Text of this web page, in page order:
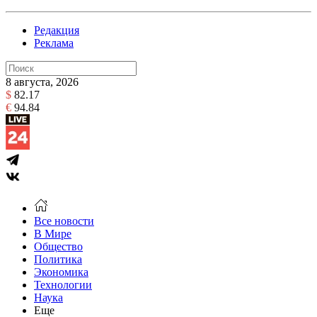
Редакция
Реклама
8 августа, 2026
$ 82.17
€ 94.84
Все новости
В Мире
Общество
Политика
Экономика
Технологии
Наука
Еще